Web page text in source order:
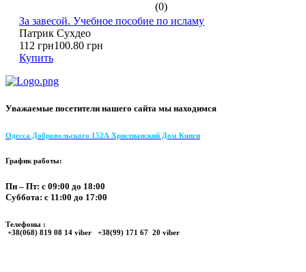
(0)
За завесой. Учебное пособие по исламу
Патрик Сухдео
112 грн100.80 грн
Купить
Уважаемые посетители нашего сайта мы находимся
Одесса Добровольского 152А Христианский Дом Книги
График работы:
Пн – Пт: с 09:00 до 18:00
Суббота: с 11:00 до 17:00
Телефоны :
+38(068) 819 08 14 viber +38(99) 171 67 20 viber